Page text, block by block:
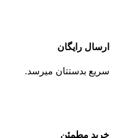
ارسال رایگان
سریع بدستتان میرسد.
خرید مطمئن